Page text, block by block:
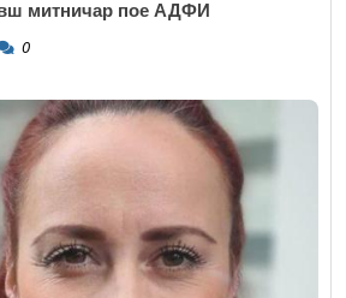
митничар пое АДФИ
0